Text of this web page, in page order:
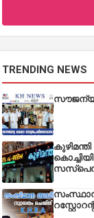
TRENDING NEWS
സൗജന്യ